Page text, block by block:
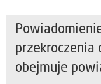
przekroczenia
obejmuje